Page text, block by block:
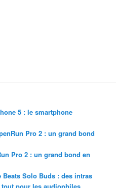
5 : le smartphone
Pro 2 : un grand bond
Pro 2 : un grand bond en
Beats Solo Buds : des intras
pour les audiophiles